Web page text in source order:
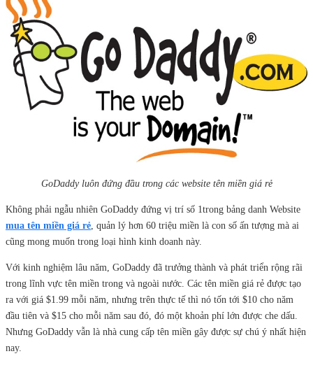
GoDaddy luôn đứng đầu trong các website tên miền giá rẻ
Không phải ngẫu nhiên GoDaddy đứng vị trí số 1trong bảng danh Website
mua tên miền giá rẻ, quản lý hơn 60 triệu miền là con số ấn tượng mà ai
cũng mong muốn trong loại hình kinh doanh này.
Với kinh nghiệm lâu năm, GoDaddy đã trưởng thành và phát triển rộng rãi
trong lĩnh vực tên miền trong và ngoài nước. Các tên miền giá rẻ được tạo
ra với giá $1.99 mỗi năm, nhưng trên thực tế thì nó tốn tới $10 cho năm
đầu tiên và $15 cho mỗi năm sau đó, đó một khoản phí lớn được che dấu.
Nhưng GoDaddy vẫn là nhà cung cấp tên miền gây được sự chú ý nhất hiện
nay.